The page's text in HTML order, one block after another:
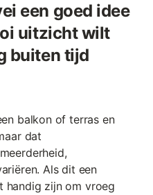
een goed idee
uitzicht wilt
buiten tijd
balkon of terras en
dat
Als dit een
handig zijn om vroeg